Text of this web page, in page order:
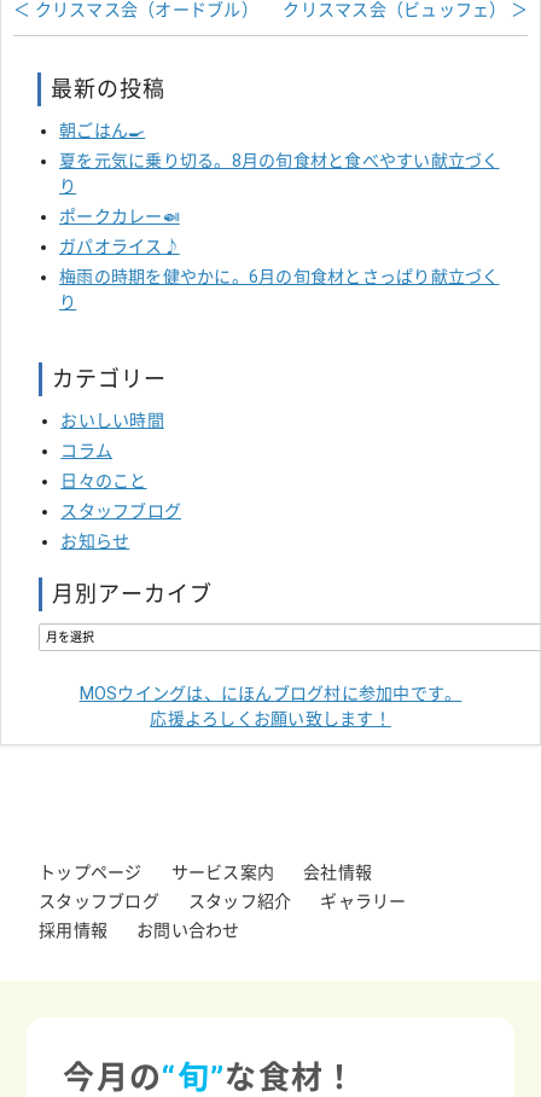
クリスマス会（ビュッフェ） ＞
＜ クリスマス会（オードブル）
最新の投稿
朝ごはん🍳
夏を元気に乗り切る。8月の旬食材と食べやすい献立づく
り
ポークカレー🍛
ガパオライス♪
梅雨の時期を健やかに。6月の旬食材とさっぱり献立づく
り
カテゴリー
おいしい時間
コラム
日々のこと
スタッフブログ
お知らせ
月別アーカイブ
MOSウイングは、にほんブログ村に参加中です。
応援よろしくお願い致します！
トップページ サービス案内
会社情報
スタッフブログ
スタッフ紹介
ギャラリー
採用情報
お問い合わせ
今月の“旬”な食材！